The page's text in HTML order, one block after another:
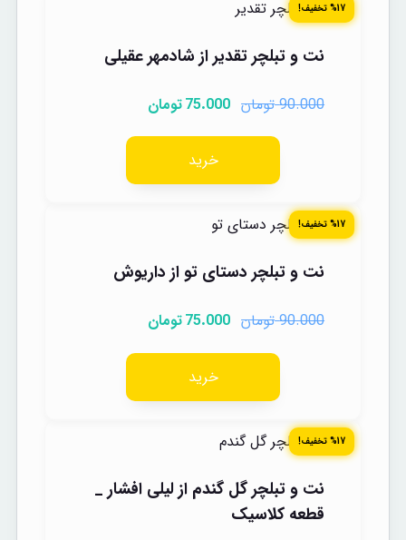
%17 تخفیف!
نت و تبلچر تقدیر از شادمهر عقیلی
90.000 تومان 75.000تومان
خرید
%17 تخفیف!
نت و تبلچر دستای تو از داریوش
90.000 تومان 75.000تومان
خرید
%17 تخفیف!
نت و تبلچر گل گندم از لیلی افشار _
قطعه کلاسیک